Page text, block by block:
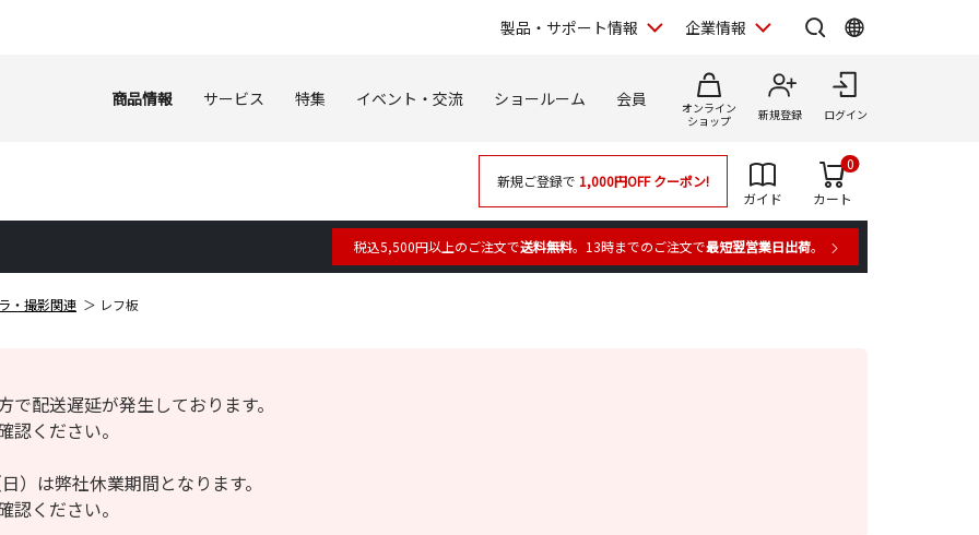
製品・サポート情報 企業情報
商品情報 サービス 特集 イベント・交流 ショールーム 会員
オンライン
ショップ
新規登録 ログイン
新規ご登録で 1,000円OFFクーポン!
ガイド
カート
0
税込5,500円以上のご注文で送料無料。13時までのご注文で最短翌営業日出荷。
・撮影関連 レフ板
配送遅延が発生しております。
認ください。
）は弊社休業期間となります。
認ください。